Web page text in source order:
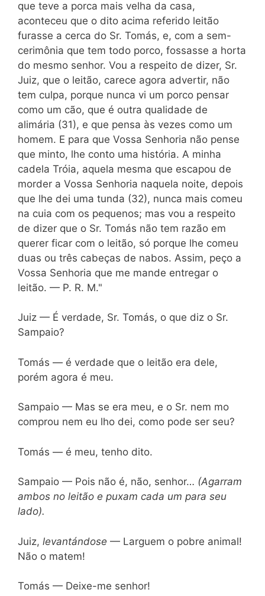
que teve a porca mais velha da casa,
aconteceu que o dito acima referido leitão
furasse a cerca do Sr. Tomás, e, com a sem-
cerimônia que tem todo porco, fossasse a horta
do mesmo senhor. Vou a respeito de dizer, Sr.
Juiz, que o leitão, carece agora advertir, não
tem culpa, porque nunca vi um porco pensar
como um cão, que é outra qualidade de
alimária (31), e que pensa às vezes como um
homem. E para que Vossa Senhoria não pense
que minto, lhe conto uma história. A minha
cadela Tróia, aquela mesma que escapou de
morder a Vossa Senhoria naquela noite, depois
que lhe dei uma tunda (32), nunca mais comeu
na cuia com os pequenos; mas vou a respeito
de dizer que o Sr. Tomás não tem razão em
querer ficar com o leitão, só porque lhe comeu
duas ou três cabeças de nabos. Assim, peço a
Vossa Senhoria que me mande entregar o
leitão. — P. R. M."
Juiz — É verdade, Sr. Tomás, o que diz o Sr.
Sampaio?
Tomás — é verdade que o leitão era dele,
porém agora é meu.
Sampaio — Mas se era meu, e o Sr. nem mo
comprou nem eu lho dei, como pode ser seu?
Tomás — é meu, tenho dito.
Sampaio — Pois não é, não, senhor… (Agarram
ambos no leitão e puxam cada um para seu
lado).
Juiz, levantándose — Larguem o pobre animal!
Não o matem!
Tomás — Deixe-me senhor!